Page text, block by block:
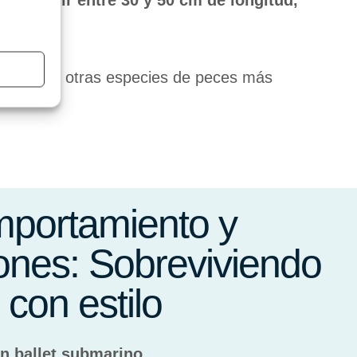
entre otras especies de peces más
y
Sobreviviendo
con estilo